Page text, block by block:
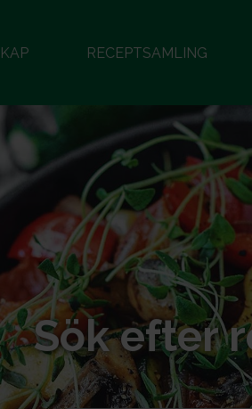
RECEPTSAMLING
Sök efter